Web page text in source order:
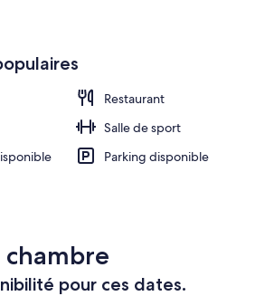
Restaurant
Salle de sport
Parking disponible
pour ces dates.